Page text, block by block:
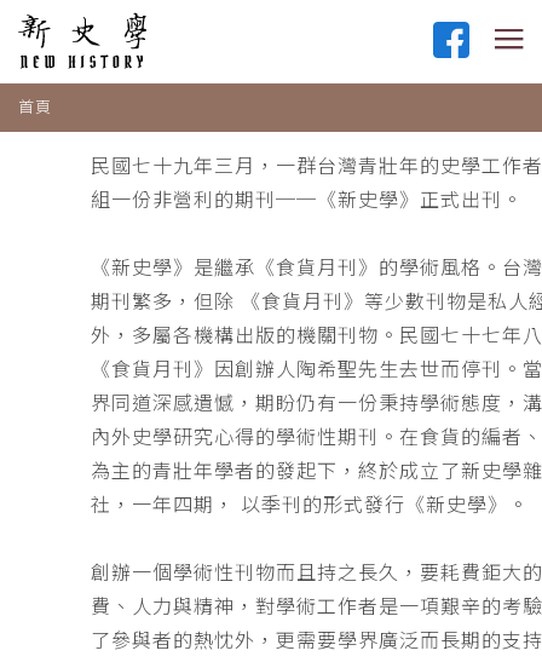
首頁
民國七十九年三月，一群台灣青壯年的史學工作
組一份非營利的期刊──《新史學》正式出刊。
《新史學》是繼承《食貨月刊》的學術風格。台
期刊繁多，但除 《食貨月刊》等少數刊物是私人
外，多屬各機構出版的機關刊物。民國七十七年
《食貨月刊》因創辦人陶希聖先生去世而停刊。
界同道深感遺憾，期盼仍有一份秉持學術態度，
內外史學研究心得的學術性期刊。在食貨的編者
為主的青壯年學者的發起下，終於成立了新史學
社，一年四期， 以季刊的形式發行《新史學》。
創辦一個學術性刊物而且持之長久，要耗費鉅大
費、人力與精神，對學術工作者是一項艱辛的考
了參與者的熱忱外，更需要學界廣泛而長期的支